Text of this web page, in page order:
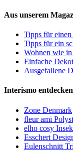
Aus unserem
Tipps für einen
Tipps für ein
Wohnen wie in
Einfache
Ausgefallene
Interismo
Zone Denmark
fleur ami
elho cosy
Esschert
Eulenschnitt